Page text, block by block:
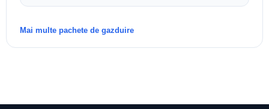
Mai multe pachete de gazduire